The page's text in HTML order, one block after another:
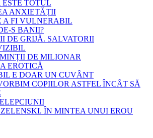
TOTUL
ANXIETĂȚII
A FI VULNERABIL
S BANII?
DE GRIJĂ. SALVATORII
DE MILIONAR
EROTICĂ
E DOAR UN CUVÂNT
COPIILOR ASTFEL ÎNCÂT SĂ
ÎN MINTEA UNUI EROU